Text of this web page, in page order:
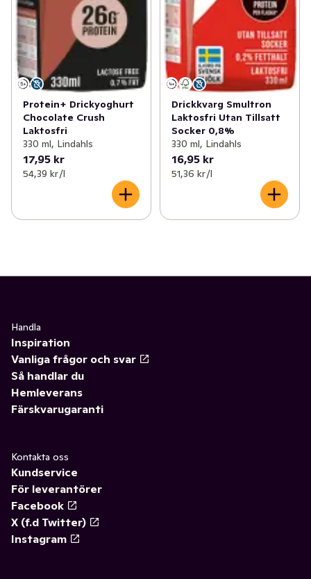
Protein+ Drickyoghurt
Chocolate Crush
Laktosfri
330 ml, Lindahls
17,95 kr
54,39 kr /l
Drickkvarg Smultron
Laktosfri Utan Tillsatt
Socker 0,8%
330 ml, Lindahls
16,95 kr
51,36 kr /l
Handla
Inspiration
Vanliga frågor och svar
Så handlar du
Hemleverans
Färskvarugaranti
Kontakta oss
Kundservice
För leverantörer
Facebook
X (f.d Twitter)
Instagram